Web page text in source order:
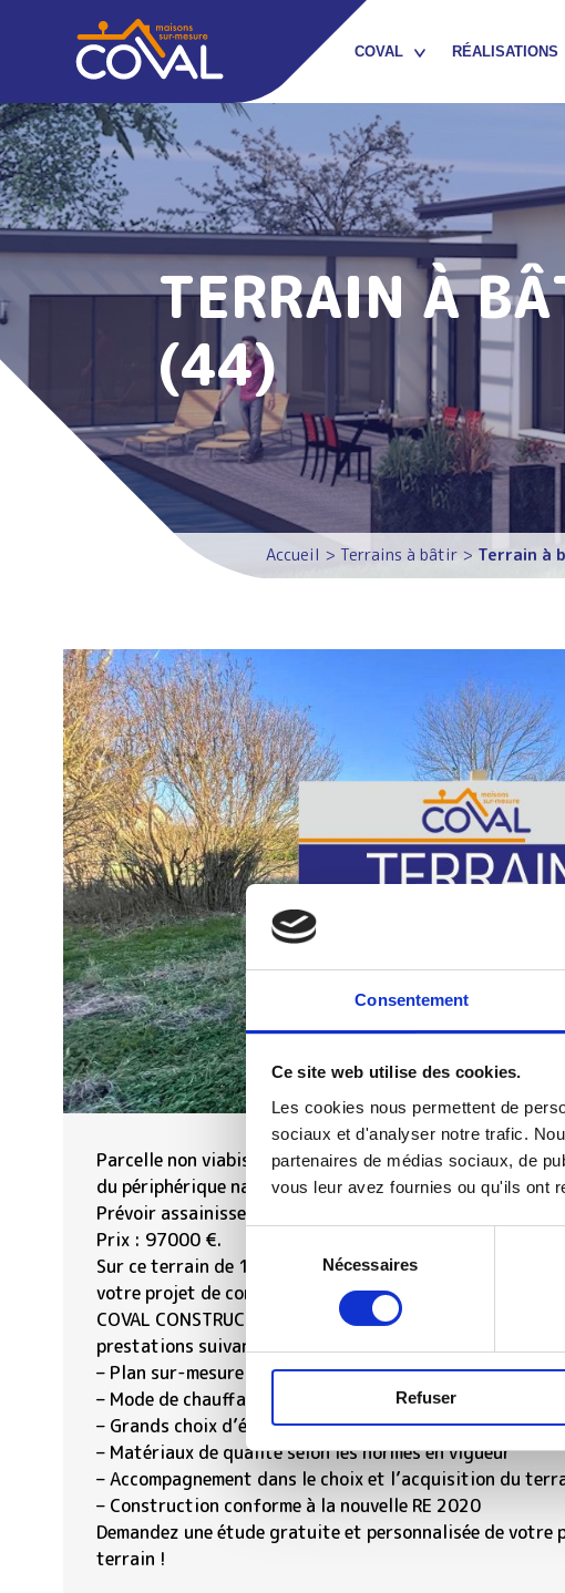
Consentement
Ce site web utilise des cookies.
Les cookies nous permettent de
sociaux et d'analyser notre trafic.
partenaires de médias sociaux, de
vous leur avez fournies ou qu'ils ont
du
consentement
Nécessaires
Refuser
COVAL
QUI SOMMES-NOUS ?
NOTRE ÉQUIPE /
RECRUTEMENT
NOTRE RÉSEAU
D’ARTISANS PARTENAIRES
CONSTRUCTION
NOS GARANTIES
RÉALISATIONS
TERRAIN À
(44)
Accueil >Terrains à bâtir > Terrain à
Parcelle non viabisée, d’environ 18m de façade,
du périphérique nantais.
Prévoir assainissement autonome.
Prix : 97000 €.
Sur ce terrain de 1000 m² à LE CELLIER, COVAL
votre projet de construction de maison individuelle.
COVAL CONSTRUCTION propose de construire votre
prestations suivantes :
– Plan sur-mesure et personnalisé de 2 à 5 chambres
– Mode de chauffage au choix
– Grands choix d’équipements et de prestations
– Matériaux de qualité selon les normes en vigueur
– Accompagnement dans le choix et l’acquisition du
– Construction conforme à la nouvelle RE 2020
Demandez une étude gratuite et personnalisée de
terrain !